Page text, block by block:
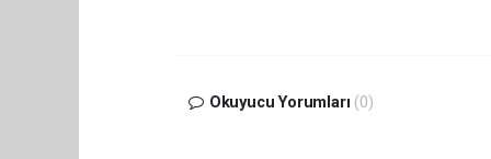
Okuyucu Yorumları (0)